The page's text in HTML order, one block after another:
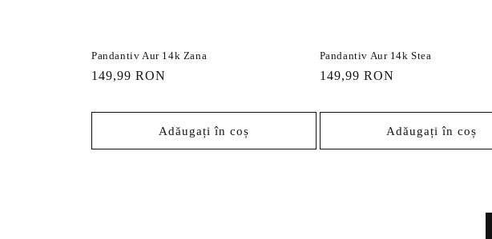
Pandantiv Aur 14k Zana
Preț
149,99 RON
Adăugați în coș
Pandantiv Aur 14k Stea
Preț
149,99 RON
Adăugați în coș